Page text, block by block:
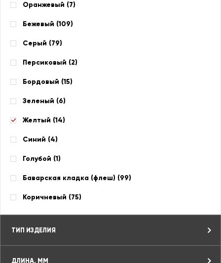
Оранжевый (7)
Бежевый (109)
Серый (79)
Персиковый (2)
Бордовый (15)
Зеленый (6)
Желтый (14)
Синий (4)
Голубой (1)
Баварская кладка (флеш) (99)
Коричневый (75)
ТИП ИЗДЕЛИЯ
ДЛИНА, ММ